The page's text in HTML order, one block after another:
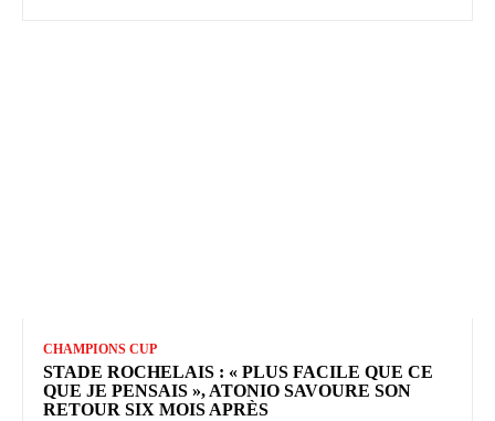
CHAMPIONS CUP
STADE ROCHELAIS : « PLUS FACILE QUE CE
QUE JE PENSAIS », ATONIO SAVOURE SON
RETOUR SIX MOIS APRÈS